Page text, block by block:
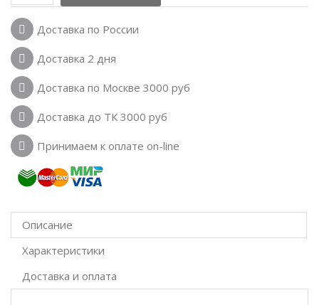
Доставка по России
Доставка 2 дня
Доставка по Москве 3000 руб
Доставка до ТК 3000 руб
Принимаем к оплате on-line
Описание
Характеристики
Доставка и оплата